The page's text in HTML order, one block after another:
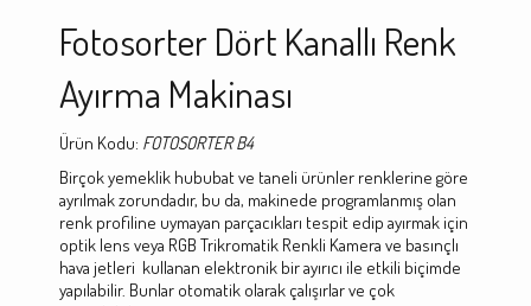
Fotosorter Dört Kanallı Renk
Ayırma Makinası
Ürün Kodu: FOTOSORTER B4
Birçok yemeklik hububat ve taneli ürünler renklerine göre
ayrılmak zorundadır, bu da, makinede programlanmış olan
renk profiline uymayan parçacıkları tespit edip ayırmak için
optik lens veya RGB Trikromatik Renkli Kamera ve basınçlı
hava jetleri kullanan elektronik bir ayırıcı ile etkili biçimde
yapılabilir. Bunlar otomatik olarak çalışırlar ve çok